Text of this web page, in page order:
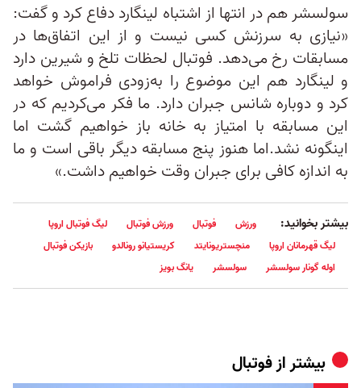
سولسشر هم در انتها از اشتباه لینگارد دفاع کرد و گفت:
«نیازی به سرزنش کسی نیست و از این اتفاق‌ها در
مسابقات رخ می‌دهد. فوتبال لحظات تلخ و شیرین دارد
و لینگارد هم این موضوع را به‌زودی فراموش خواهد
کرد و دوباره شانس جبران دارد. ما فکر می‌کردیم که در
این مسابقه با امتیاز به خانه باز خواهیم گشت اما
اینگونه نشد.اما هنوز پنج مسابقه دیگر باقی است و ما
به اندازه کافی برای جبران وقت خواهیم داشت.»
بیشتر بخوانید: ورزش فوتبال ورزش فوتبال
لیگ فوتبال اروپا
لیگ قهرمانان اروپا
منچستریونایتد کریستیانو رونالدو
بازیکن فوتبال
اوله گونار سولسشر
سولسشر یانگ بویز
بیشتر ازفوتبال